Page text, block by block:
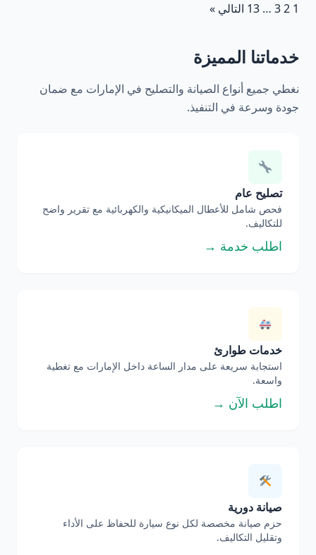
1
2
3
…
13 التالي »
خدماتنا المميزة
نغطي جميع أنواع الصيانة والتصليح في الإمارات مع ضمان
جودة وسرعة في التنفيذ.
تصليح عام
فحص شامل للأعطال الميكانيكية والكهربائية مع تقرير واضح
للتكاليف.
اطلب خدمة →
خدمات طوارئ
استجابة سريعة على مدار الساعة داخل الإمارات مع تغطية
واسعة.
اطلب الآن →
صيانة دورية
حزم صيانة مخصصة لكل نوع سيارة للحفاظ على الأداء
وتقليل التكاليف.